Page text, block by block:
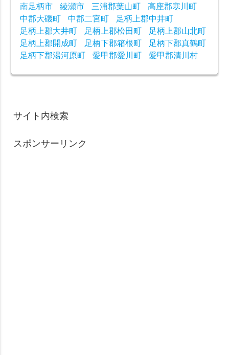
南足柄市
綾瀬市 三浦郡葉山町
高座郡寒川町
中郡大磯町
中郡二宮町
足柄上郡中井町
足柄上郡大井町
足柄上郡松田町
足柄上郡山北町
足柄上郡開成町
足柄下郡箱根町
足柄下郡真鶴町
足柄下郡湯河原町
愛甲郡愛川町 愛甲郡清川村
サイト内検索
スポンサーリンク